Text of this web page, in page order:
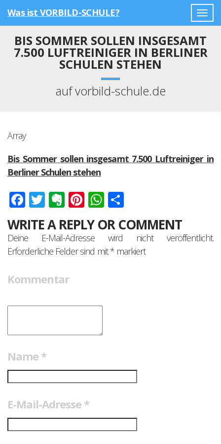
Was ist VORBILD-SCHULE?
BIS SOMMER SOLLEN INSGESAMT
7.500 LUFTREINIGER IN BERLINER
SCHULEN STEHEN
auf vorbild-schule.de
Array
Bis Sommer sollen insgesamt 7.500 Luftreiniger in
Berliner Schulen stehen
Facebook
Twitter
Evernote
Pinterest
WhatsApp
WRITE A REPLY OR COMMENT
Deine E-Mail-Adresse wird nicht veröffentlicht.
Erforderliche Felder sind mit*markiert
Kommentar
Name *
E-Mail-Adresse *